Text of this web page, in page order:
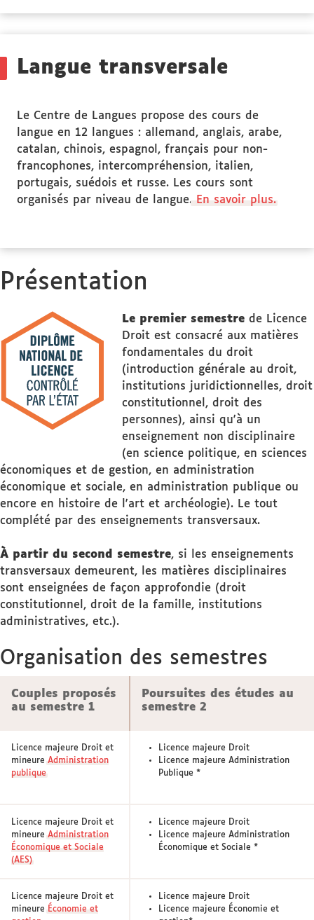
Langue transversale
Le Centre de Langues propose des cours de
langue en 12 langues : allemand, anglais, arabe,
catalan, chinois, espagnol, français pour non-
francophones, intercompréhension, italien,
portugais, suédois et russe. Les cours sont
organisés par niveau de langue.
En savoir plus.
Présentation
Le premier semestre de Licence
Droit est consacré aux matières
fondamentales du droit
(introduction générale au droit,
institutions juridictionnelles, droit
constitutionnel, droit des
personnes), ainsi qu'à un
enseignement non disciplinaire
(en science politique, en sciences
économiques et de gestion, en administration
économique et sociale, en administration publique ou
encore en histoire de l'art et archéologie). Le tout
complété par des enseignements transversaux.
À partir du second semestre, si les enseignements
transversaux demeurent, les matières disciplinaires
sont enseignées de façon approfondie (droit
constitutionnel, droit de la famille, institutions
administratives, etc.).
Organisation des semestres
Couples proposés
au semestre 1
Poursuites des études au
semestre 2
Licence majeure Droit et
mineure Administration
publique
Licence majeure Droit
Licence majeure Administration
Publique *
Licence majeure Droit et
mineure Administration
Économique et Sociale
(AES)
Licence majeure Droit
Licence majeure Administration
Économique et Sociale *
Licence majeure Droit et
mineure Économie et
Licence majeure Droit
Licence majeure Économie et